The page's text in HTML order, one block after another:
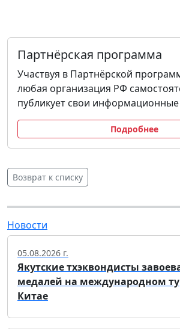
Партнёрская программа
Участвуя в Партнёрской
любая организация РФ
публикует свои
Подробнее
Возврат к списку
Новости
05.08.2026 г.
Якутские тхэквондисты
медалей на международном
Китае